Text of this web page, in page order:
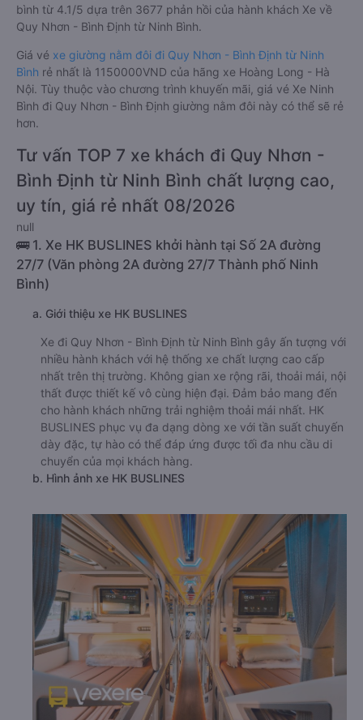
bình từ 4.1/5 dựa trên 3677 phản hồi của hành khách Xe về
Quy Nhơn - Bình Định từ Ninh Bình.
Giá vé xe giường nằm đôi đi Quy Nhơn - Bình Định từ Ninh
Bình rẻ nhất là 1150000VND của hãng xe Hoàng Long - Hà
Nội. Tùy thuộc vào chương trình khuyến mãi, giá vé Xe Ninh
Bình đi Quy Nhơn - Bình Định giường nằm đôi này có thể sẽ rẻ
hơn.
Tư vấn TOP 7 xe khách đi Quy Nhơn -
Bình Định từ Ninh Bình chất lượng cao,
uy tín, giá rẻ nhất 08/2026
null
🚌 1. Xe HK BUSLINES khởi hành tại Số 2A đường
27/7 (Văn phòng 2A đường 27/7 Thành phố Ninh
Bình)
a. Giới thiệu xe HK BUSLINES
Xe đi Quy Nhơn - Bình Định từ Ninh Bình gây ấn tượng với
nhiều hành khách với hệ thống xe chất lượng cao cấp
nhất trên thị trường. Không gian xe rộng rãi, thoải mái, nội
thất được thiết kế vô cùng hiện đại. Đảm bảo mang đến
cho hành khách những trải nghiệm thoải mái nhất. HK
BUSLINES phục vụ đa dạng dòng xe với tần suất chuyến
dày đặc, tự hào có thể đáp ứng được tối đa nhu cầu di
chuyển của mọi khách hàng.
b. Hình ảnh xe HK BUSLINES